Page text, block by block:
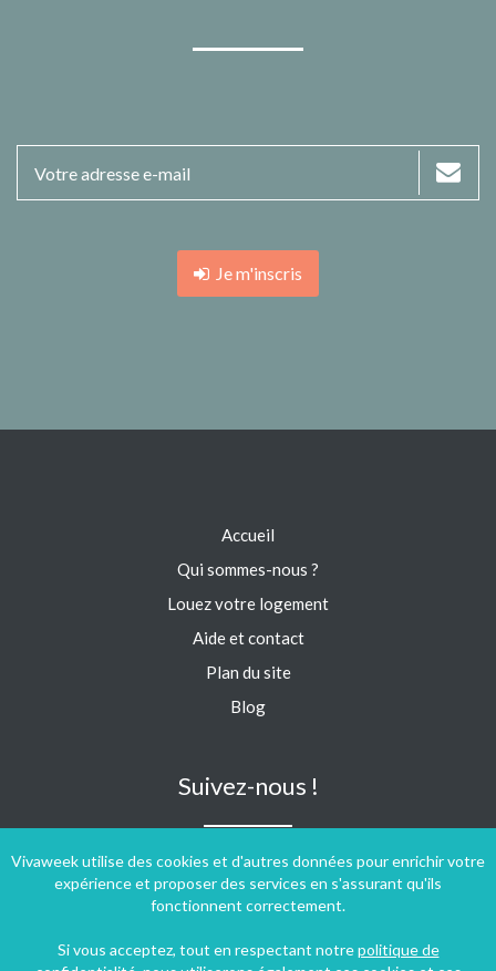
Je m'inscris
Vivaweek utilise des cookies et d'autres données pour enrichir votre
expérience et proposer des services en s'assurant qu'ils
fonctionnent correctement.
Si vous acceptez, tout en respectant notrepolitique de
Accueil
Qui sommes-nous ?
Louez votre logement
Aide et contact
Plan du site
Blog
Suivez-nous !